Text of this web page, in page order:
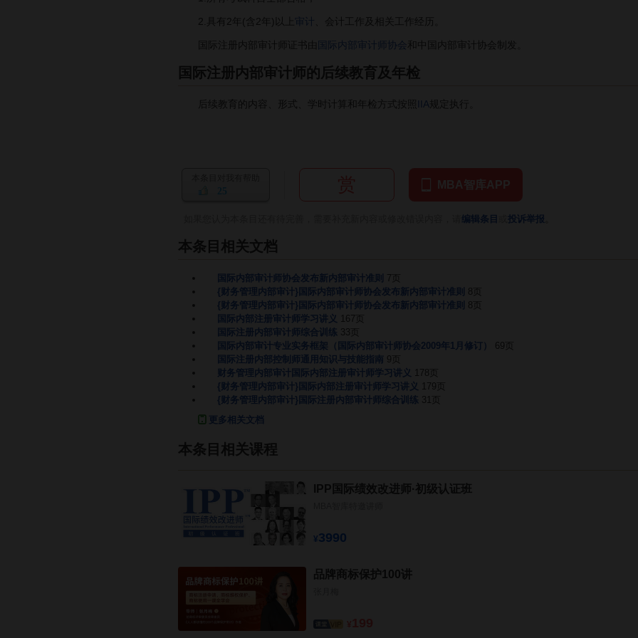
2.具有2年(含2年)以上 审计 、会计工作及相关工作经历。
国际注册内部审计师证书由 国际内部审计师协会 和中国内部审计协会制发。
国际注册内部审计师的后续教育及年检
后续教育的内容、形式、学时计算和年检方式按照 IIA 规定执行。
25
编辑条目 投诉举报
本条目相关文档
国际内部审计师协会发布新内部审计准则 7页
{财务管理内部审计}国际内部审计师协会发布新内部审计准则
8页
{财务管理内部审计}国际内部审计师协会发布新内部审计准则
8页
国际内部注册审计师学习讲义 167页
国际注册内部审计师综合训练 33页
国际内部审计专业实务框架（国际内部审计师协会2009年1月修订）
国际注册内部控制师通用知识与技能指南
财务管理内部审计国际内部注册审计师学习讲义 178页
{财务管理内部审计}国际内部注册审计师学习讲义 179页
{财务管理内部审计}国际注册内部审计师综合训练 31页
更多相关文档
本条目相关课程
IPP国际绩效改进师·初级认证班
¥3990
品牌商标保护100讲